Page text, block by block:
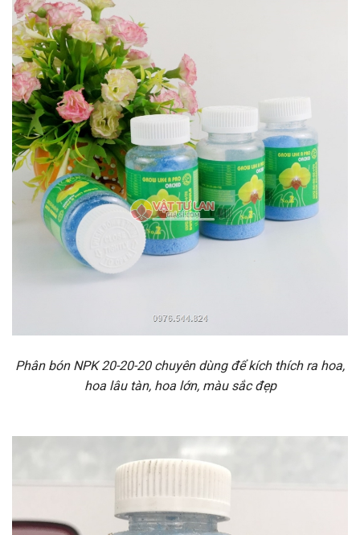
Phân bón NPK 20-20-20 chuyên dùng để kích thích ra hoa,
hoa lâu tàn, hoa lớn, màu sắc đẹp